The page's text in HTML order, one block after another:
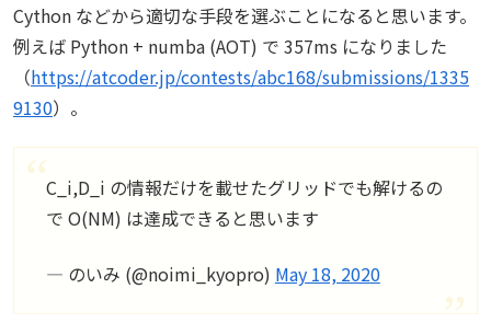
Cython などから適切な手段を選ぶことになると思います。
例えば Python + numba (AOT) で 357ms になりました
（https://atcoder.jp/contests/abc168/submissions/1335
9130）。
C_i,D_i の情報だけを載せたグリッドでも解けるの
で O(NM) は達成できると思います
— のいみ (@noimi_kyopro) May 18, 2020